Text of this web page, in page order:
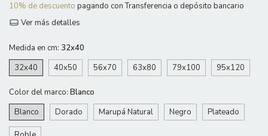
10% de descuento pagando con Transferencia o depósito bancario
Ver más detalles
Medida en cm: 32x40
32x40
40x50 56x70 63x80 79x100 95x120
Color del marco: Blanco
Blanco
Dorado Marupá Natural Negro Plateado